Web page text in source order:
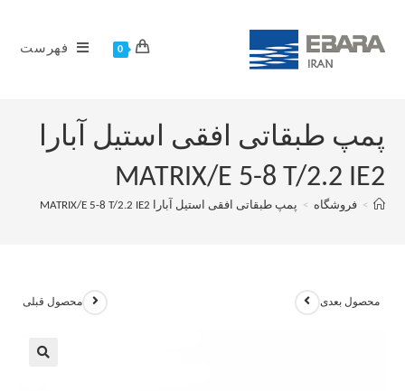
0 فهرست
پمپ طبقاتی افقی استیل آبارا
MATRIX/E 5-8 T/2.2 IE2
> فروشگاه > پمپ طبقاتی افقی استیل آبارا MATRIX/E 5-8 T/2.2 IE2
محصول قبلی محصول بعدی